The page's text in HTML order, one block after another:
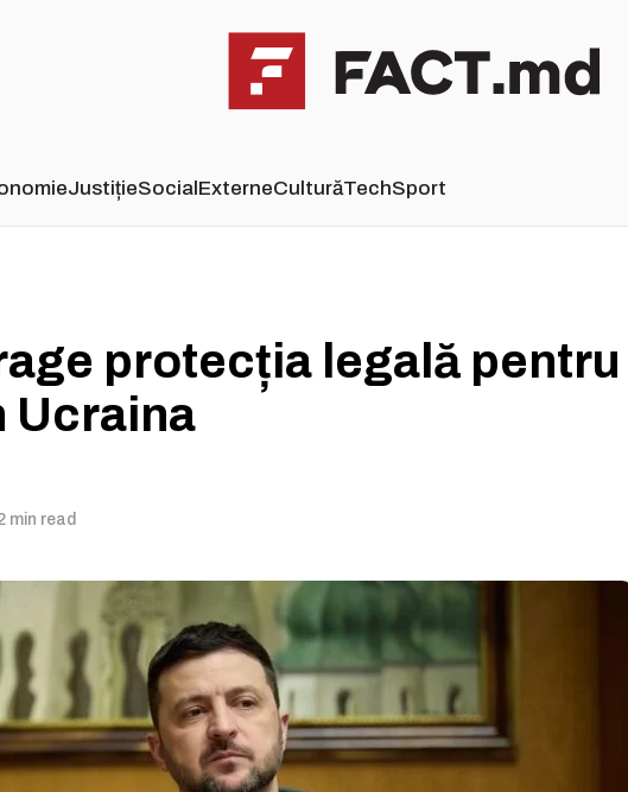
JustițieSocialExterneCulturăTechSport
protecția legală pentru
Ucraina
min read